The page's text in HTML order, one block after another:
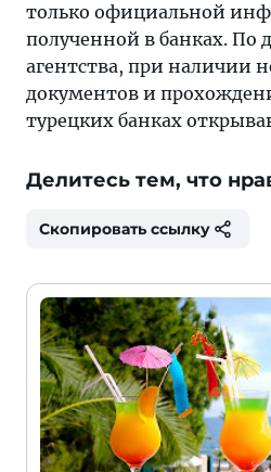
только официальной
полученной в банках. По
агентства, при наличии
документов и
турецких банках
Делитесь тем, что
Скопировать ссылку